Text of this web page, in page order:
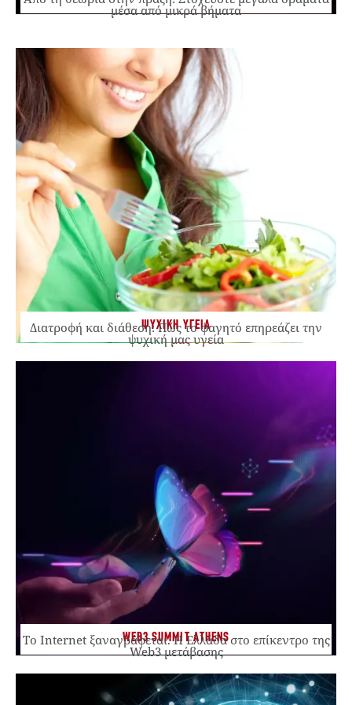
μέσα από μικρά βήματα
ΨΥΧΙΚΗ ΥΓΕΙΑ
Διατροφή και διάθεση: Πώς το φαγητό επηρεάζει την
ψυχική μας υγεία
WEB3 SUMMIT ATHENS
Το Internet ξαναγράφεται. Η Ελλάδα στο επίκεντρο της
Web3 μετάβασης